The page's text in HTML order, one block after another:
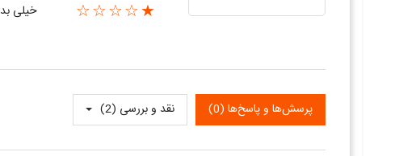
★☆☆☆☆ خیلی بد
نقد و بررسی‌‌ (2) پرسش‌ها و پاسخ‌ها (0)